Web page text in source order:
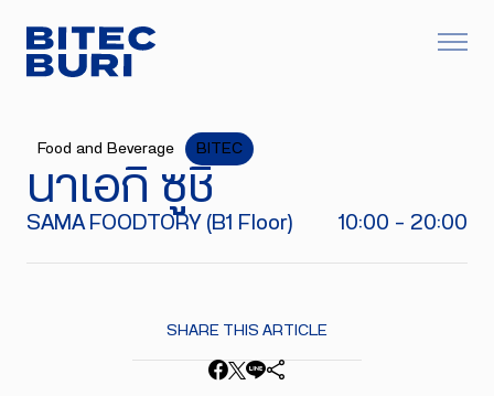
Food and Beverage BITEC
นาเอกิ ซูชิ
SAMA FOODTORY (B1 Floor) 10:00 - 20:00
SHARE THIS ARTICLE